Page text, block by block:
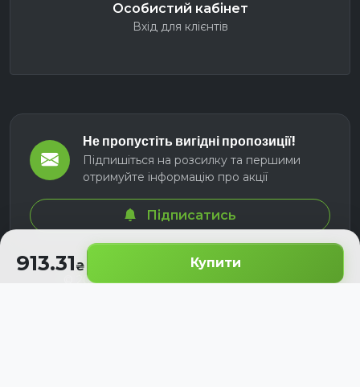
913.31 Купити
Особистий кабінет
Вхід для клієнтів
Не пропустіть вигідні пропозиції!
Підпишіться на розсилку та першими
отримуйте інформацію про акції
Підписатись
© 2026 СЕЛМ АГРО. Всі права захищені.